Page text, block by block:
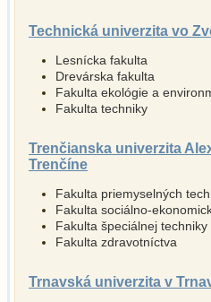
Technická univerzita vo
Lesnícka fakulta
Drevárska fakulta
Fakulta ekológie a
Fakulta techniky
Trenčianska univerzita
Trenčíne
Fakulta priemyselných
Fakulta sociálno-
Fakulta špeciálnej techniky
Fakulta zdravotníctva
Trnavská univerzita v